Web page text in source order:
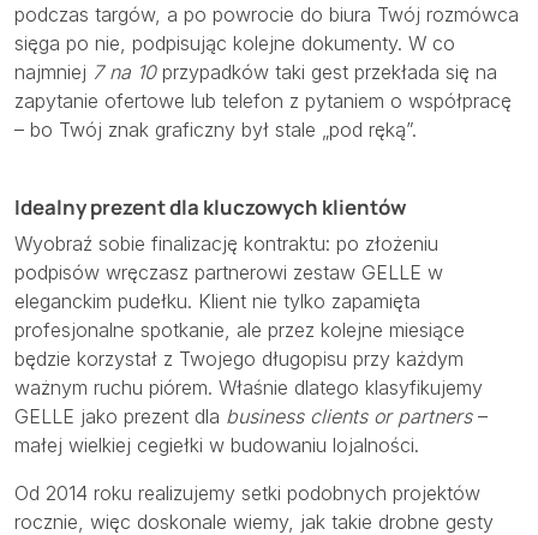
podczas targów, a po powrocie do biura Twój rozmówca
sięga po nie, podpisując kolejne dokumenty. W co
najmniej 7 na 10przypadków taki gest przekłada się na
zapytanie ofertowe lub telefon z pytaniem o współpracę
– bo Twój znak graficzny był stale „pod ręką”.
Idealny prezent dla kluczowych klientów
Wyobraź sobie finalizację kontraktu: po złożeniu
podpisów wręczasz partnerowi zestaw GELLE w
eleganckim pudełku. Klient nie tylko zapamięta
profesjonalne spotkanie, ale przez kolejne miesiące
będzie korzystał z Twojego długopisu przy każdym
ważnym ruchu piórem. Właśnie dlatego klasyfikujemy
GELLE jako prezent dla business clients or partners–
małej wielkiej cegiełki w budowaniu lojalności.
Od 2014 roku realizujemy setki podobnych projektów
rocznie, więc doskonale wiemy, jak takie drobne gesty